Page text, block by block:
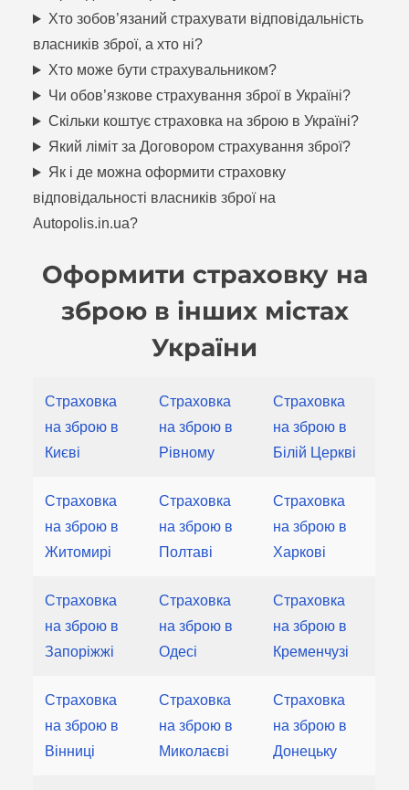
Хто зобов’язаний страхувати відповідальність
власників зброї, а хто ні?
Хто може бути страхувальником?
Чи обов’язкове страхування зброї в Україні?
Скільки коштує страховка на зброю в Україні?
Який ліміт за Договором страхування зброї?
Як і де можна оформити страховку
відповідальності власників зброї на
Autopolis.in.ua?
Оформити страховку на
зброю в інших містах
України
Страховка
на зброю в
Києві
Страховка
на зброю в
Рівному
Страховка
на зброю в
Білій Церкві
Страховка
на зброю в
Житомирі
Страховка
на зброю в
Полтаві
Страховка
на зброю в
Харкові
Страховка
на зброю в
Запоріжжі
Страховка
на зброю в
Одесі
Страховка
на зброю в
Кременчузі
Страховка
на зброю в
Вінниці
Страховка
на зброю в
Миколаєві
Страховка
на зброю в
Донецьку